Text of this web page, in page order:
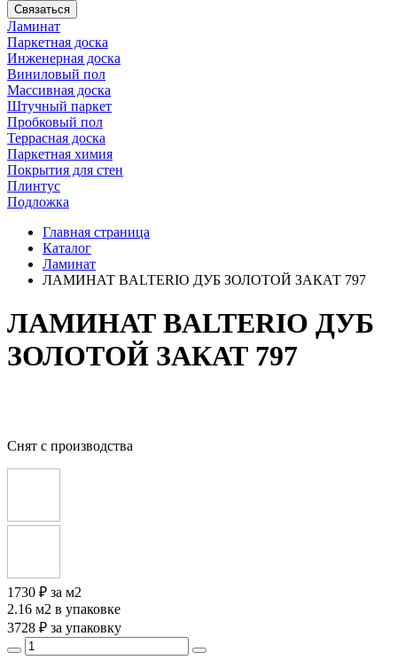
Связаться
Ламинат
Паркетная доска
Инженерная доска
Виниловый пол
Массивная доска
Штучный паркет
Пробковый пол
Террасная доска
Паркетная химия
Покрытия для стен
Плинтус
Подложка
Главная страница
Каталог
Ламинат
ЛАМИНАТ BALTERIO ДУБ ЗОЛОТОЙ ЗАКАТ 797
ЛАМИНАТ BALTERIO ДУБ
ЗОЛОТОЙ ЗАКАТ 797
Снят с производства
1730 ₽ за м2
2.16 м2 в упаковке
3728 ₽ за упаковку